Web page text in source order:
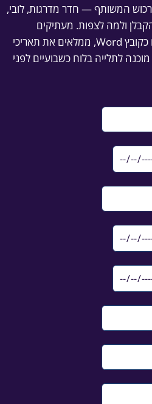
המשותף — חדר מדרגות, לובי,
ולמה לצפות. מעתיקים
בלחיצה, מדפיסים או מורידים כקובץ Word, ממלאים את תאריכי
לתלייה בלוח כשבועיים לפני